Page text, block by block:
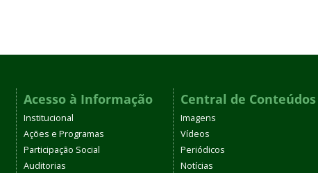
Acesso à Informação
Institucional
Ações e Programas
Participação Social
Auditorias
Central de Conteúdos
Imagens
Vídeos
Periódicos
Notícias